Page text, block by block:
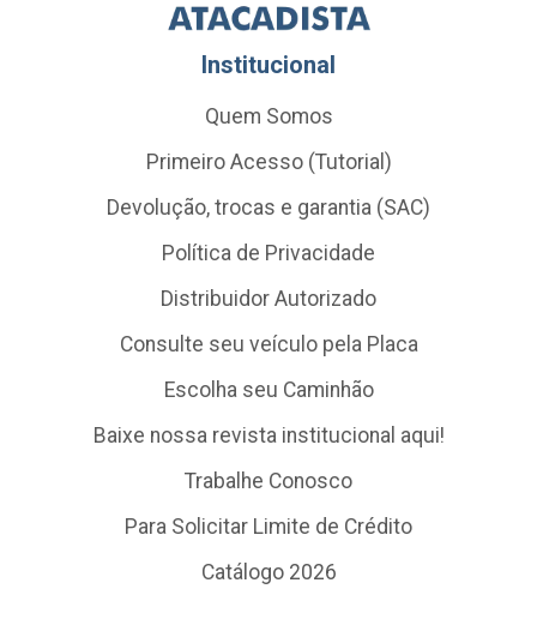
Institucional
Quem Somos
Primeiro Acesso (Tutorial)
Devolução, trocas e garantia (SAC)
Política de Privacidade
Distribuidor Autorizado
Consulte seu veículo pela Placa
Escolha seu Caminhão
Baixe nossa revista institucional aqui!
Trabalhe Conosco
Para Solicitar Limite de Crédito
Catálogo 2026